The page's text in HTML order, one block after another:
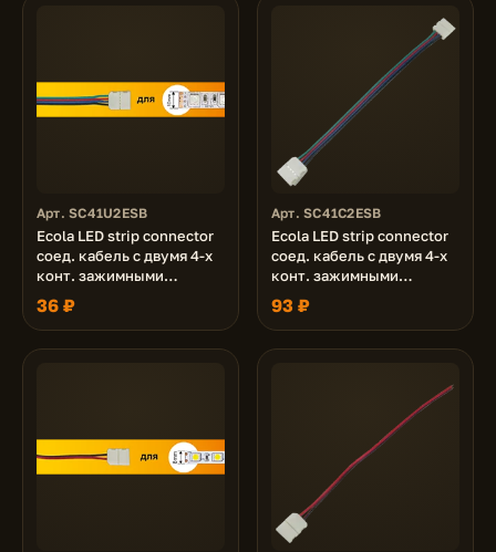
Арт. SC41U2ESB
Ecola LED strip connector
соед. кабель с двумя 4-х
конт. зажимными
разъемами 10mm 15 см
1шт.
36 ₽
Арт. SC41C2ESB
Ecola LED strip connector
соед. кабель с двумя 4-х
конт. зажимными
разъемами 10mm 15 см.
уп. 3 шт.
93 ₽